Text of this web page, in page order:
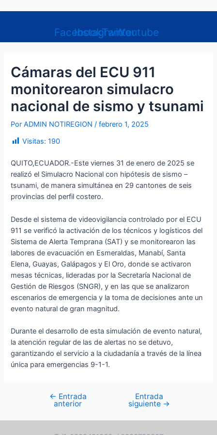
Facebook
Instagram
TwitterYoutube
Cámaras del ECU 911
monitorearon simulacro
nacional de sismo y tsunami
PorADMIN NOTIREGION/febrero 1, 2025
Visitas: 190
QUITO,ECUADOR.-Este viernes 31 de enero de 2025 se
realizó el Simulacro Nacional con hipótesis de sismo –
tsunami, de manera simultánea en 29 cantones de seis
provincias del perfil costero.
Desde el sistema de videovigilancia controlado por el ECU
911 se verificó la activación de los técnicos y logísticos del
Sistema de Alerta Temprana (SAT) y se monitorearon las
labores de evacuación en Esmeraldas, Manabí, Santa
Elena, Guayas, Galápagos y El Oro, donde se activaron
mesas técnicas, lideradas por la Secretaría Nacional de
Gestión de Riesgos (SNGR), y en las que se analizaron
escenarios de emergencia y la toma de decisiones ante un
evento natural de gran magnitud.
Durante el desarrollo de esta simulación de evento natural,
la atención regular de las de alertas no se detuvo,
garantizando el servicio a la ciudadanía a través de la línea
única para emergencias 9-1-1.
entradas
← Entrada
anterior
Entrada
siguiente →